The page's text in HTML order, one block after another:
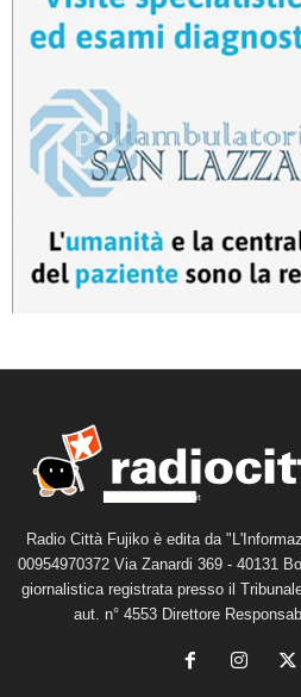
Radio Città Fujiko è edita da
00954970372 Via Zanardi 369 - 40131
giornalistica registrata presso il
aut. n° 4553 Direttore